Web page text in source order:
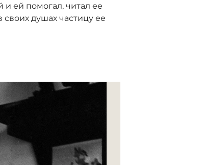
и ей помогал, читал ее
своих душах частицу ее